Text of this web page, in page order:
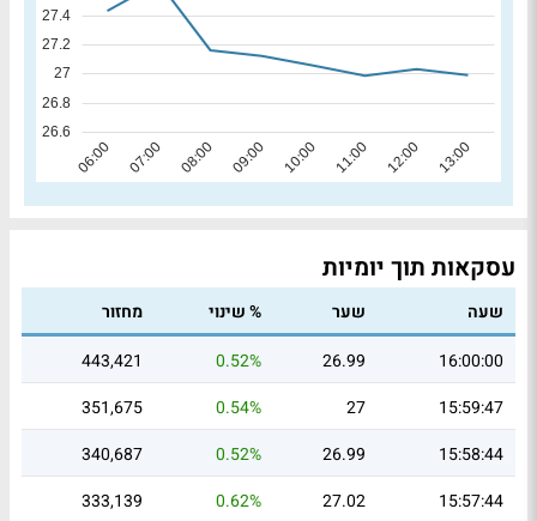
עסקאות תוך יומיות
שעה שער % שינוי
מחזור
16:00:00
26.99
0.52%
443,421
15:59:47
27
0.54%
351,675
15:58:44
26.99
0.52%
340,687
15:57:44
27.02
0.62%
333,139